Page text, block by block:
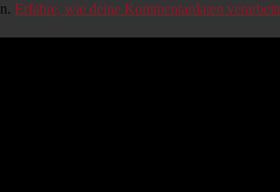
Erfahre, wie deine Kommentardaten